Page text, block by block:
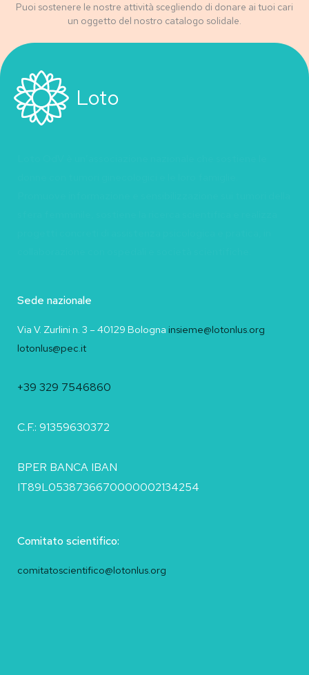
Puoi sostenere le nostre attività scegliendo di donare ai tuoi cari
un oggetto del nostro catalogo solidale.
Loto
Sede nazionale
Via V. Zurlini n. 3 – 40129 Bologna insieme@lotonlus.org
lotonlus@pec.it
+39 329 7546860
C.F.: 91359630372
BPER BANCA IBAN
IT89L0538736670000002134254
Comitato scientifico:
comitatoscientifico@lotonlus.org